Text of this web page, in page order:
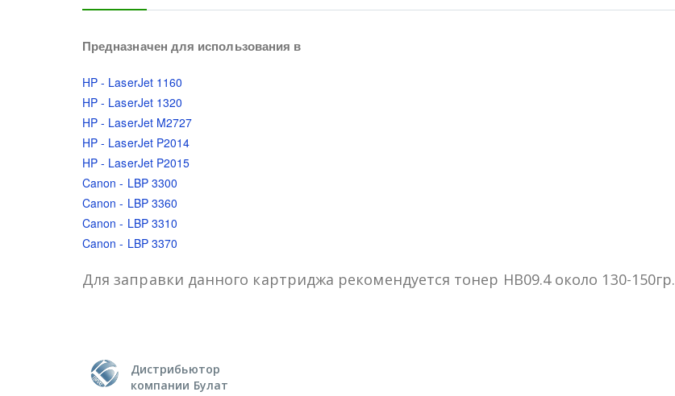
Предназначен для использования в
HP - LaserJet 1160
HP - LaserJet 1320
HP - LaserJet M2727
HP - LaserJet P2014
HP - LaserJet P2015
Canon - LBP 3300
Canon - LBP 3360
Canon - LBP 3310
Canon - LBP 3370
Для заправки данного картриджа рекомендуется тонер HB09.4 около 130-150гр.
Дистрибьютор
компании Булат